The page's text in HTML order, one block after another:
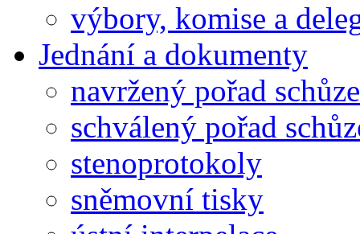
výbory, komise a
Jednání a dokumenty
navržený pořad schůze
schválený pořad
stenoprotokoly
sněmovní tisky